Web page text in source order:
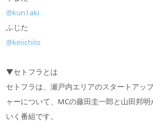
@kun1aki
ふじた
@keiichilo
▼セトフラとは
セトフラは、瀬戸内エリアのスタートアッ
ャーについて、MCの藤田圭一郎と山田邦
いく番組です。